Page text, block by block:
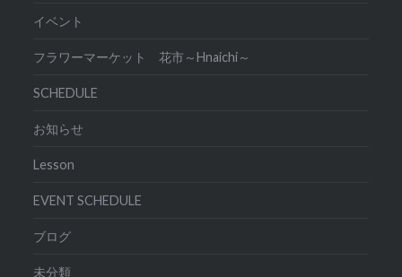
イベント
フラワーマーケット 花市～Hnaichi～
SCHEDULE
お知らせ
Lesson
EVENT SCHEDULE
ブログ
未分類